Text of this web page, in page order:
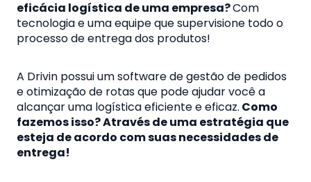
eficácia logística de uma empresa?Com
tecnologia e uma equipe que supervisione todo o
processo de entrega dos produtos!
A Drivin possui um software de gestão de pedidos
e otimização de rotas que pode ajudar você a
alcançar uma logística eficiente e eficaz. Como
fazemos isso? Através de uma estratégia que
esteja de acordo com suas necessidades de
entrega!